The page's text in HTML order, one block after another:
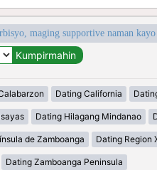
maging supportive naman kayo
Dating California
Dating Hilagang Mindanao
de Zamboanga Dating Region
Dating Zamboanga Peninsula